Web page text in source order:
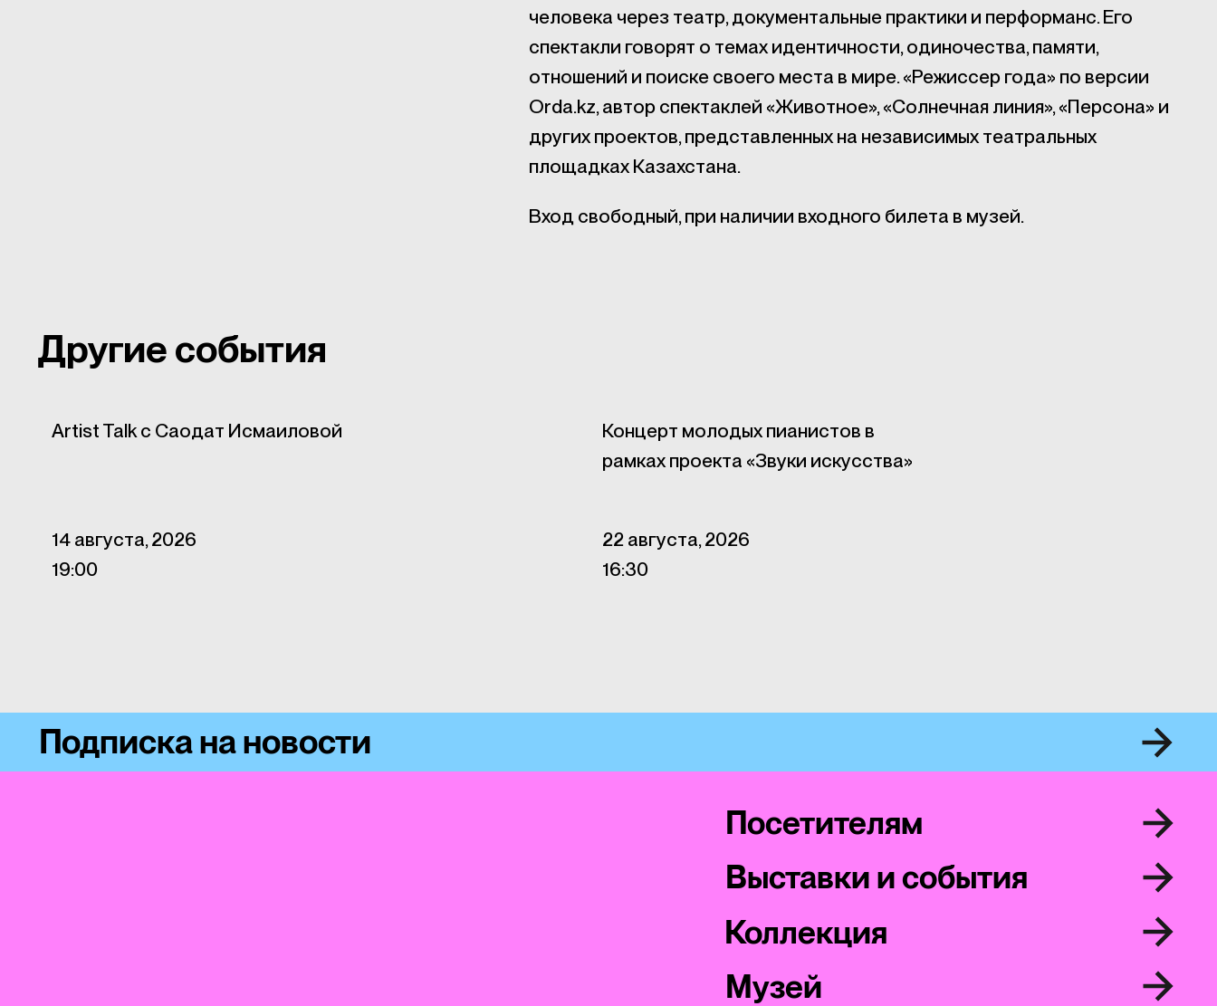
человека через театр, документальные практики и перформанс. Его
спектакли говорят о темах идентичности, одиночества, памяти,
отношений и поиске своего места в мире. «Режиссер года» по версии
Orda.kz, автор спектаклей «Животное», «Солнечная линия», «Персона» и
других проектов, представленных на независимых театральных
площадках Казахстана.
Вход свободный, при наличии входного билета в музей.
Другие события
Artist Talk с Саодат Исмаиловой
14 августа, 2026
19:00
Концерт молодых пианистов в
рамках проекта «Звуки искусства»
22 августа, 2026
16:30
Подписка на новости
Посетителям
Выставки и события
Коллекция
Музей